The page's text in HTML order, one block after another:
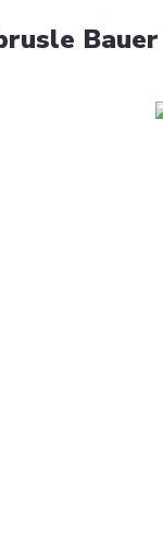
Bauer